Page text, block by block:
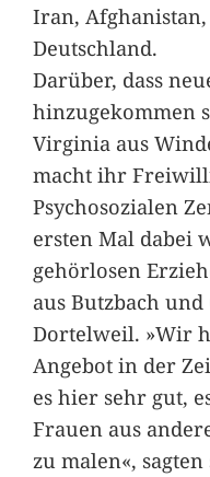
Iran,
Deutschland.
Darüber, dass
hinzugekommen
Virginia aus
macht ihr
Psychosozialen
ersten Mal dabei
gehörlosen
aus Butzbach
Dortelweil. »Wir
Angebot in der
es hier sehr gut,
Frauen aus
zu malen«, sagten